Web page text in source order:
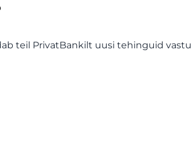
teil PrivatBankilt uusi tehinguid